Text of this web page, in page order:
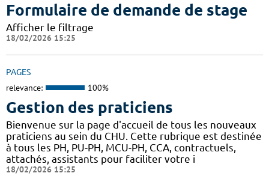
Formulaire de demande de stage
Afficher le filtrage
18/02/2026 15:25
PAGES
relevance: 100%
Gestion des praticiens
Bienvenue sur la page d'accueil de tous les nouveaux
praticiens au sein du CHU. Cette rubrique est destinée
à tous les PH, PU-PH, MCU-PH, CCA, contractuels,
attachés, assistants pour faciliter votre i
18/02/2026 15:25